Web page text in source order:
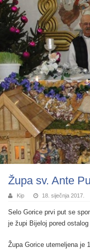
Župa sv. Ante
Kip 18. siječnja 2017.
Selo Gorice prvi put se
je župi Bijeloj pored
Župa Gorice utemeljena je